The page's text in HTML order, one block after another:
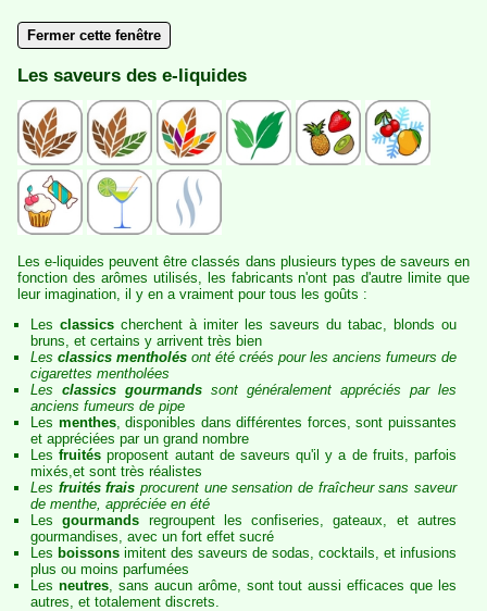
Fermer cette fenêtre
Les saveurs des e-liquides
Les e-liquides peuvent être classés dans plusieurs types de saveurs en
fonction des arômes utilisés, les fabricants n'ont pas d'autre limite que
leur imagination, il y en a vraiment pour tous les goûts :
Les classics cherchent à imiter les saveurs du tabac, blonds ou
bruns, et certains y arrivent très bien
Les classics mentholés ont été créés pour les anciens fumeurs de
cigarettes mentholées
Les classics gourmands sont généralement appréciés par les
anciens fumeurs de pipe
Les menthes, disponibles dans différentes forces, sont puissantes
et appréciées par un grand nombre
Lesfruités proposent autant de saveurs qu'il y a de fruits, parfois
mixés,et sont très réalistes
Les fruités frais procurent une sensation de fraîcheur sans saveur
de menthe, appréciée en été
Lesgourmands regroupent les confiseries, gateaux, et autres
gourmandises, avec un fort effet sucré
Les boissons imitent des saveurs de sodas, cocktails, et infusions
plus ou moins parfumées
Les neutres, sans aucun arôme, sont tout aussi efficaces que les
autres, et totalement discrets.